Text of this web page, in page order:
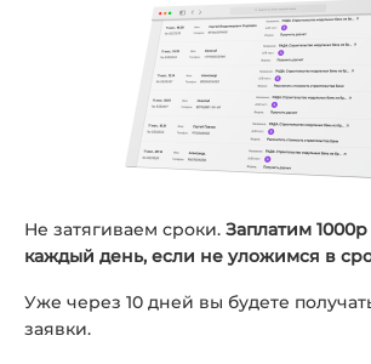
Не затягиваем сроки. Заплатим
каждый день, если не уложимся в
Уже через 10 дней вы будете
заявки.